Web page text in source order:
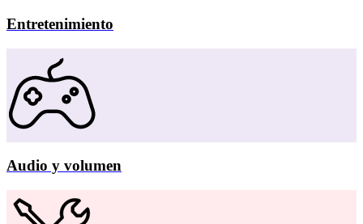
Entretenimiento
Audio y volumen